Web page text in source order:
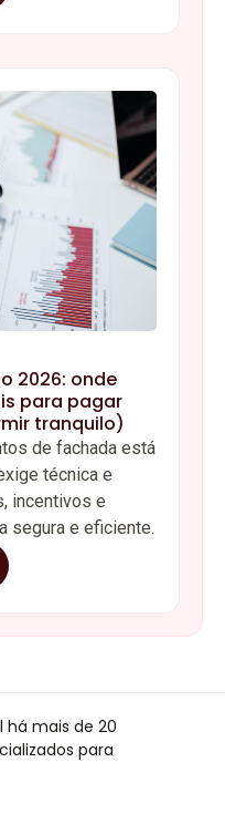
2026: onde
para pagar
tranquilo)
de fachada está
técnica e
incentivos e
segura e eficiente.
mais de 20
para